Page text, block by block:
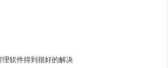
软件得到很好的解决